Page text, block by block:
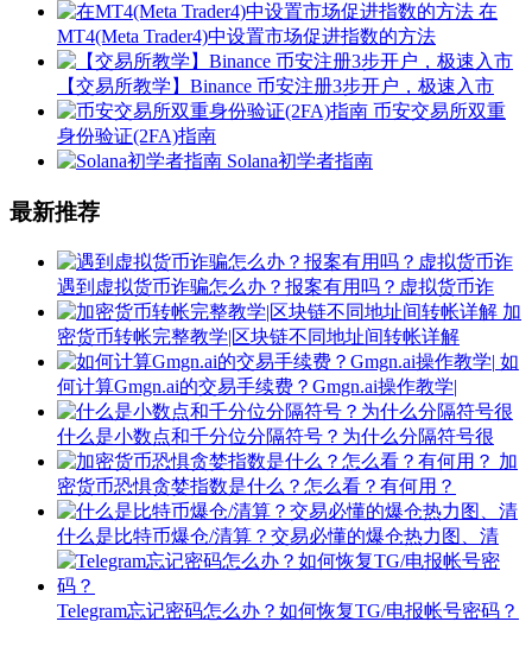
在
MT4(Meta Trader4)中设置市场促进指数的方法
【交易所教学】Binance 币安注册3步开户，极速入市
币安交易所双重
身份验证(2FA)指南
Solana初学者指南
最新推荐
遇到虚拟货币诈骗怎么办？报案有用吗？虚拟货币诈
加
密货币转帐完整教学|区块链不同地址间转帐详解
如
何计算Gmgn.ai的交易手续费？Gmgn.ai操作教学|
什么是小数点和千分位分隔符号？为什么分隔符号很
加
密货币恐惧贪婪指数是什么？怎么看？有何用？
什么是比特币爆仓/清算？交易必懂的爆仓热力图、清
Telegram忘记密码怎么办？如何恢复TG/电报帐号密码？